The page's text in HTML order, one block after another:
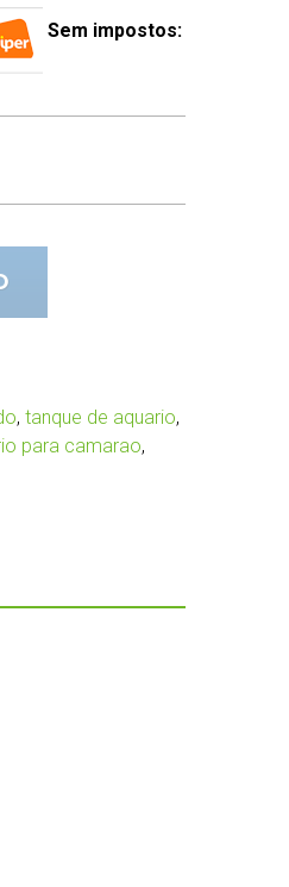
Sem impostos:
, tanque de aquario,
para camarao,